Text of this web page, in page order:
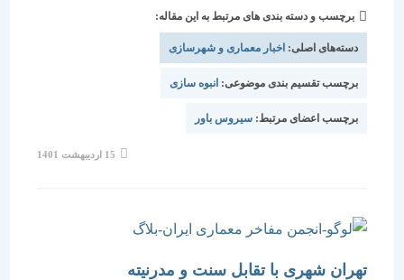
برچسب و دسته بندی های مرتبط به این مقاله:
دسته‌های اصلی:اخبار معماری و شهرسازی
برچسب تقسیم بندی موضوعی:انبوه سازی
برچسب اعضای مرتبط: سیروس باور
تهران شهری با تقابل سنت و مدرنیته